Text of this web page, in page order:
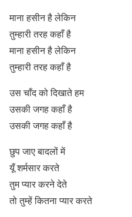
माना हसीन है लेकिन
तुम्हारी तरह कहाँ है
माना हसीन है लेकिन
तुम्हारी तरह कहाँ है
उस चाँद को दिखाते हम
उसकी जगह कहाँ है
उसकी जगह कहाँ है
छुप जाए बादलों में
यूँ शर्मसार करते
तुम प्यार करने देते
तो तुम्हें कितना प्यार करते